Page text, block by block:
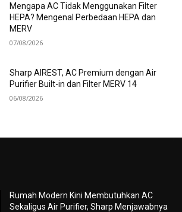
Mengapa AC Tidak Menggunakan Filter
HEPA? Mengenal Perbedaan HEPA dan
MERV
07/08/2026
Sharp AIREST, AC Premium dengan Air
Purifier Built-in dan Filter MERV 14
06/08/2026
Rumah Modern Kini Membutuhkan AC
Sekaligus Air Purifier, Sharp Menjawabnya